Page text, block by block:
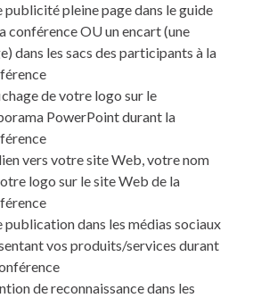
publicité pleine page dans le guide
conférence OU un encart (une
dans les sacs des participants à la
de votre logo sur le
PowerPoint durant la
vers votre site Web, votre nom
logo sur le site Web de la
publication dans les médias sociaux
vos produits/services durant
de reconnaissance dans les